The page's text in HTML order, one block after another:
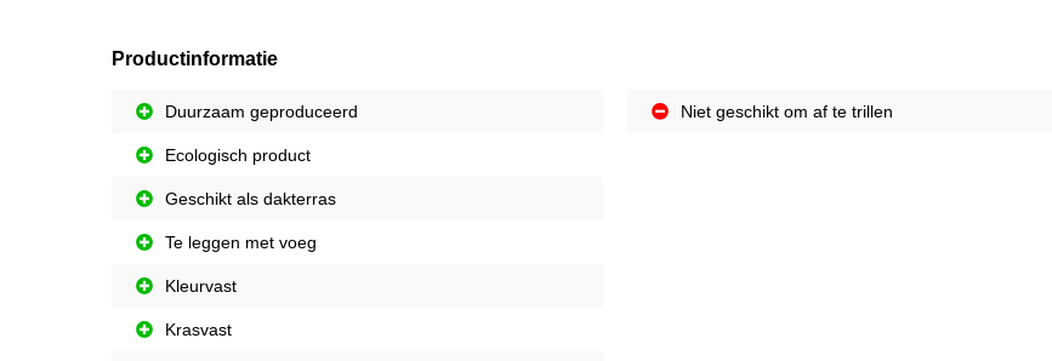
Productinformatie
Duurzaam geproduceerd
Ecologisch product
Geschikt als dakterras
Te leggen met voeg
Kleurvast
Krasvast
Niet geschikt om af te trillen